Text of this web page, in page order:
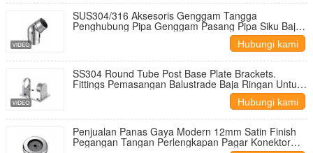
SUS304/316 Aksesoris Genggam Tangga
Penghubung Pipa Genggam Pasang Pipa Siku Baja
Hubungi kami
SS304 Round Tube Post Base Plate Brackets.
Fittings Pemasangan Balustrade Baja Ringan Untuk
Hubungi kami
Penjualan Panas Gaya Modern 12mm Satin Finish
Pegangan Tangan Perlengkapan Pagar Konektor